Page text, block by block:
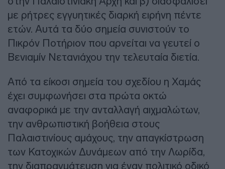
με ρήτρες εγγυητικές διαρκή ειρήνη πέντε
ετών. Αυτά τα δύο σημεία συνιστούν το
Πικρόν Ποτήριον που αρνείται να γευτεί ο
Βενιαμίν Νετανιάχου την τελευταία διετία.
Από τα είκοσι σημεία του σχεδίου η Χαμάς
έχει συμφωνήσει στα πρώτα οκτώ
αναφορικά με την ανταλλαγή αιχμαλώτων,
την ανθρωπιστική βοήθεια στους
Παλαιστινίους αμάχους, την απαγκίστρωση
των Κατοχικών Δυνάμεων από την Λωρίδα,
την διαπραγμάτευση για έναν πολιτικό οδικό